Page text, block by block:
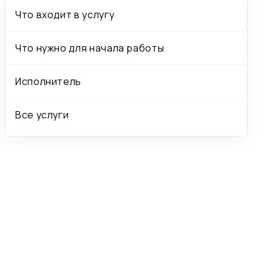
Что входит в услугу
Что нужно для начала работы
Исполнитель
Все услуги